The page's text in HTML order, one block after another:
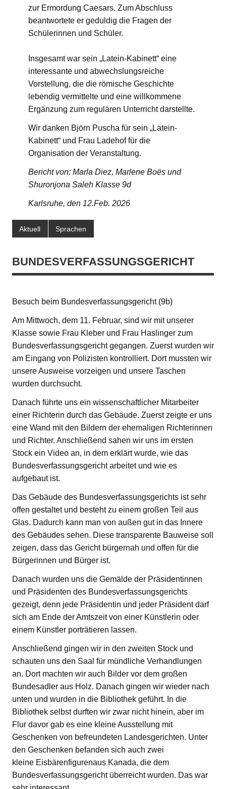
zur Ermordung Caesars. Zum Abschluss
beantwortete er geduldig die Fragen der
Schülerinnen und Schüler.
Insgesamt war sein „Latein-Kabinett“ eine
interessante und abwechslungsreiche
Vorstellung, die die römische Geschichte
lebendig vermittelte und eine willkommene
Ergänzung zum regulären Unterricht darstellte.
Wir danken Björn Puscha für sein „Latein-
Kabinett“ und Frau Ladehof für die
Organisation der Veranstaltung.
Bericht von: Marla Diez, Marlene Boës und
Shuronjona Saleh Klasse 9d
Karlsruhe, den 12.Feb. 2026
Aktuell Sprachen
BUNDESVERFASSUNGSGERICHT
Besuch beim Bundesverfassungsgericht (9b)
Am Mittwoch, dem 11. Februar, sind wir mit unserer
Klasse sowie Frau Kleber und Frau Haslinger zum
Bundesverfassungsgericht gegangen. Zuerst wurden wir
am Eingang von Polizisten kontrolliert. Dort mussten wir
unsere Ausweise vorzeigen und unsere Taschen
wurden durchsucht.
Danach führte uns ein wissenschaftlicher Mitarbeiter
einer Richterin durch das Gebäude. Zuerst zeigte er uns
eine Wand mit den Bildern der ehemaligen Richterinnen
und Richter. Anschließend sahen wir uns im ersten
Stock ein Video an, in dem erklärt wurde, wie das
Bundesverfassungsgericht arbeitet und wie es
aufgebaut ist.
Das Gebäude des Bundesverfassungsgerichts ist sehr
offen gestaltet und besteht zu einem großen Teil aus
Glas. Dadurch kann man von außen gut in das Innere
des Gebäudes sehen. Diese transparente Bauweise soll
zeigen, dass das Gericht bürgernah und offen für die
Bürgerinnen und Bürger ist.
Danach wurden uns die Gemälde der Präsidentinnen
und Präsidenten des Bundesverfassungsgerichts
gezeigt, denn jede Präsidentin und jeder Präsident darf
sich am Ende der Amtszeit von einer Künstlerin oder
einem Künstler porträtieren lassen.
Anschließend gingen wir in den zweiten Stock und
schauten uns den Saal für mündliche Verhandlungen
an. Dort machten wir auch Bilder vor dem großen
Bundesadler aus Holz. Danach gingen wir wieder nach
unten und wurden in die Bibliothek geführt. In die
Bibliothek selbst durften wir zwar nicht hinein, aber im
Flur davor gab es eine kleine Ausstellung mit
Geschenken von befreundeten Landesgerichten. Unter
den Geschenken befanden sich auch zwei
kleine Eisbärenfigurenaus Kanada, die dem
Bundesverfassungsgericht überreicht wurden. Das war